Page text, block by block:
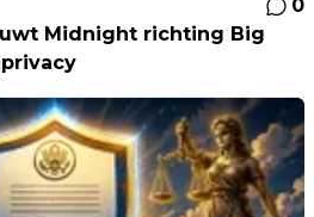
0
Midnight richting Big